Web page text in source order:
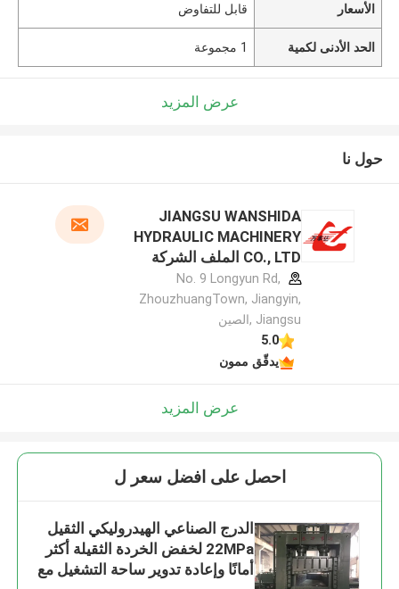
الأسعار قابل للتفاوض
الحد الأدنى لكمية 1 مجموعة
عرض المزيد
حول نا
JIANGSU WANSHIDA
HYDRAULIC MACHINERY
CO., LTD الملف الشركة
المصنعة
No. 9 Longyun Rd,
ZhouzhuangTown, Jiangyin,
Jiangsu ,الصين
5.0
يدقّق ممون
عرض المزيد
احصل على افضل سعر ل
الدرج الصناعي الهيدروليكي الثقيل
22MPa لخفض الخردة الثقيلة أكثر
أمانًا وإعادة تدوير ساحة التشغيل مع